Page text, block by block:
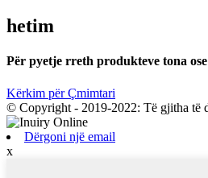
hetim
Për pyetje rreth produkteve tona
Kërkim për Çmimtari
© Copyright - 2019-2022: Të gjitha të
Dërgoni një email
x